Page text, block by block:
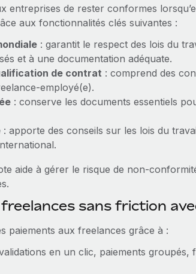
entreprises de rester conformes
aux fonctionnalités clés suivantes :
: garantit le respect des lois du
et à une documentation adéquate.
de contrat : comprend des
: conserve les documents essentiels
: apporte des conseils sur les lois du
aide à gérer le risque de
sans friction
paiements aux freelances grâce à :
en un clic, paiements groupés,